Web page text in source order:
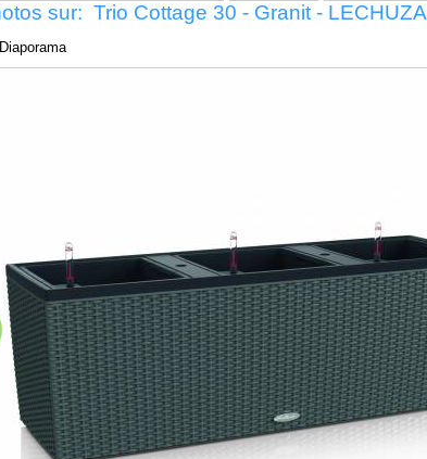
sur: Trio Cottage 30 - Granit - LECHUZA